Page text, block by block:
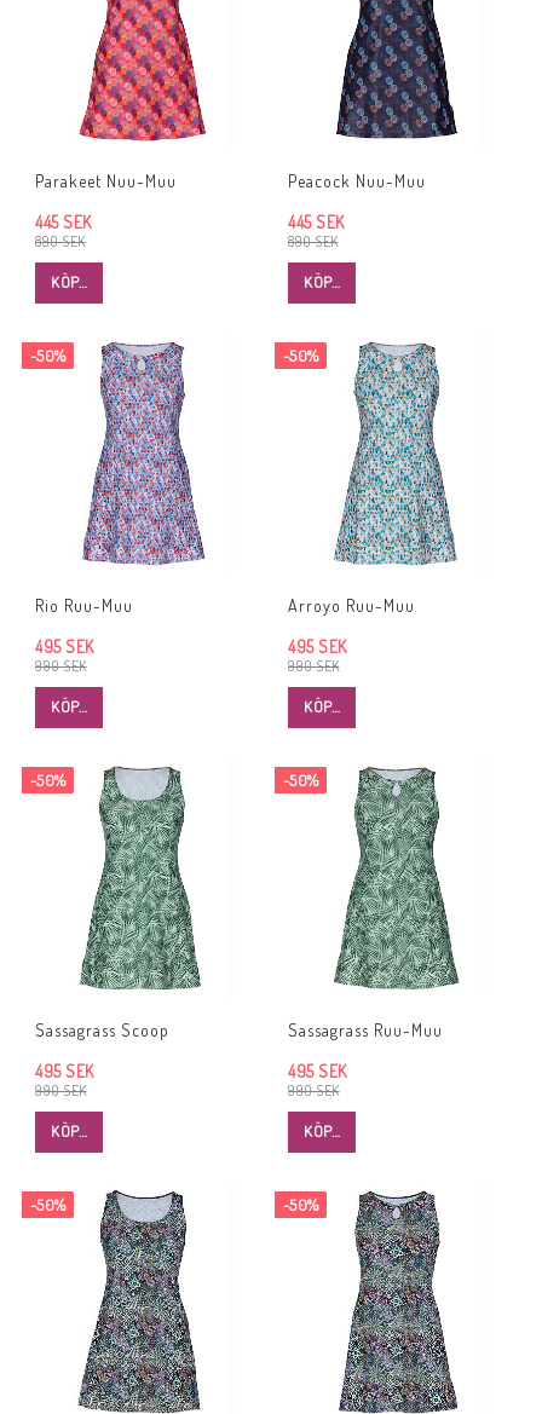
Parakeet Nuu-Muu
890 SEK
445 SEK
KÖP…
Peacock Nuu-Muu
890 SEK
445 SEK
KÖP…
-50%
Rio Ruu-Muu
990 SEK
495 SEK
KÖP…
-50%
Arroyo Ruu-Muu
990 SEK
495 SEK
KÖP…
-50%
Sassagrass Scoop
990 SEK
495 SEK
KÖP…
-50%
Sassagrass Ruu-Muu
990 SEK
495 SEK
KÖP…
-50% -50%